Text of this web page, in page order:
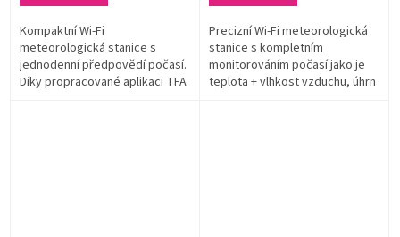
Kompaktní Wi-Fi
meteorologická stanice s
jednodenní předpovědí počasí.
Díky propracované aplikaci TFA
Precizní Wi-Fi meteorologická
stanice s kompletním
monitorováním počasí jako je
teplota + vlhkost vzduchu, úhrn